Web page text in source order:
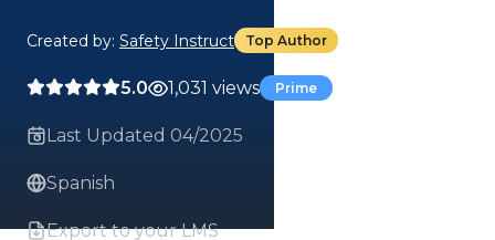
Created by: Safety Instruct Top Author
5.0 1,031 views Prime
Last Updated 04/2025
Spanish
Export to your LMS